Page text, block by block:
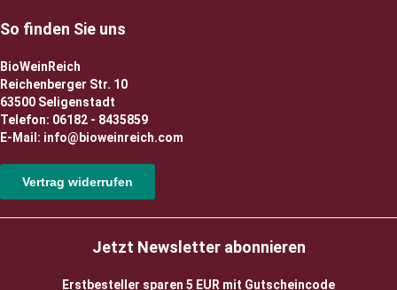
So finden Sie uns
BioWeinReich
Reichenberger Str. 10
63500 Seligenstadt
Telefon: 06182 - 8435859
E-Mail: info@bioweinreich.com
Vertrag widerrufen
Jetzt Newsletter abonnieren
Erstbesteller sparen 5 EUR mit Gutscheincode